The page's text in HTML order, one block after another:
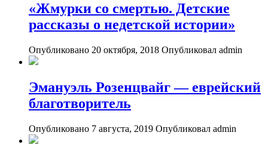
«Жмурки со смертью. Детские
рассказы о недетской истории»
Опубликовано 20 октября, 2018 Опубликовал admin
Эмануэль Розенцвайг — еврейский
благотворитель
Опубликовано 7 августа, 2019 Опубликовал admin